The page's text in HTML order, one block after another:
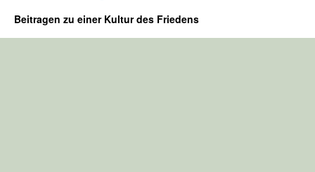
Beitragen zu einer Kultur des Friedens